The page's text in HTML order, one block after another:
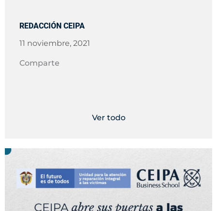
REDACCIÓN CEIPA
11 noviembre, 2021
Comparte
Ver todo